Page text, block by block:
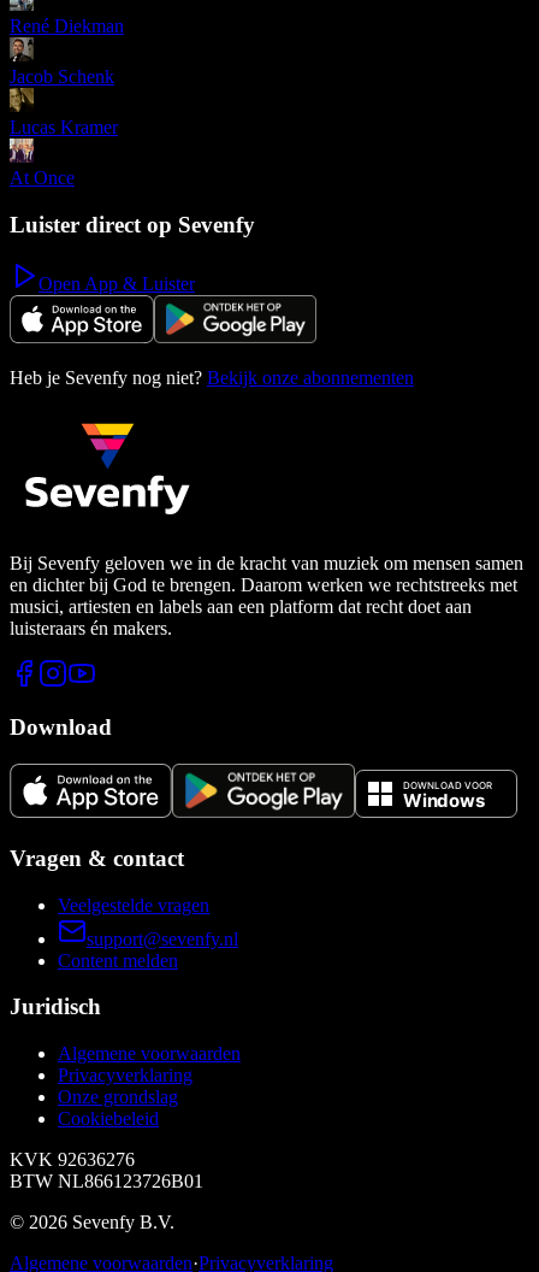
René Diekman
Jacob Schenk
Lucas Kramer
At Once
Luister direct op Sevenfy
Open App & Luister
Heb je Sevenfy nog niet? Bekijk onze abonnementen
Bij Sevenfy geloven we in de kracht van muziek om mensen samen
en dichter bij God te brengen. Daarom werken we rechtstreeks met
musici, artiesten en labels aan een platform dat recht doet aan
luisteraars én makers.
Download
Vragen & contact
Veelgestelde vragen
support@sevenfy.nl
Content melden
Juridisch
Algemene voorwaarden
Privacyverklaring
Onze grondslag
Cookiebeleid
KVK 92636276
BTW NL866123726B01
© 2026 Sevenfy B.V.
Algemene voorwaarden·Privacyverklaring